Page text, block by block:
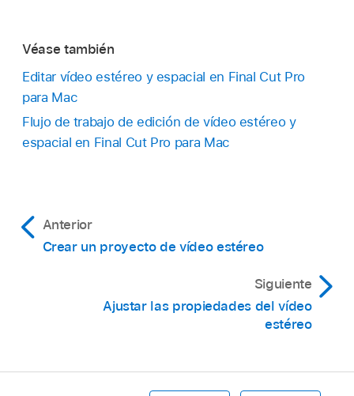
Véase también
Editar vídeo estéreo y espacial en Final Cut Pro
para Mac
Flujo de trabajo de edición de vídeo estéreo y
espacial en Final Cut Pro para Mac
Anterior
Crear un proyecto de vídeo estéreo
Siguiente
Ajustar las propiedades del vídeo
estéreo